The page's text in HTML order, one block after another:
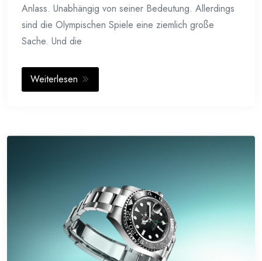
Anlass. Unabhängig von seiner Bedeutung. Allerdings
sind die Olympischen Spiele eine ziemlich große
Sache. Und die
Weiterlesen